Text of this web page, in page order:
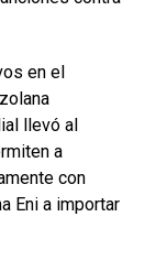
en el
llevó al
a
con
Eni a importar